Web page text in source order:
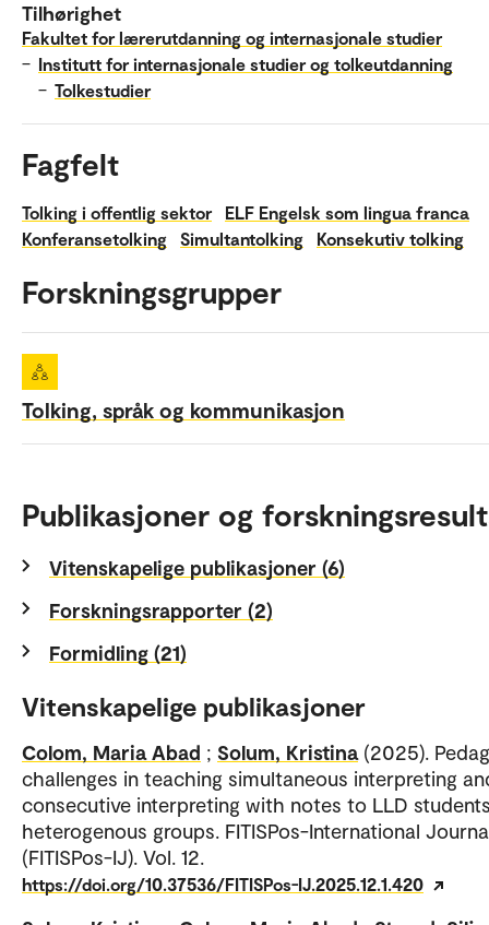
Tilhørighet
Fakultet for lærerutdanning og internasjonale studier
– Institutt for internasjonale studier og tolkeutdanning
– Tolkestudier
Fagfelt
Tolking i offentlig sektor
ELF Engelsk som lingua franca
Konferansetolking
Simultantolking Konsekutiv tolking
Forskningsgrupper
Tolking, språk og kommunikasjon
Publikasjoner og
Vitenskapelige publikasjoner (6)
Forskningsrapporter (2)
Formidling (21)
Vitenskapelige publikasjoner
Colom, Maria Abad ; Solum, Kristina (2025).
challenges in teaching simultaneous interpreting
consecutive interpreting with notes to LLD
heterogenous groups. FITISPos-International
(FITISPos-IJ). Vol. 12.
https://doi.org/10.37536/FITISPos-IJ.2025.12.1.420